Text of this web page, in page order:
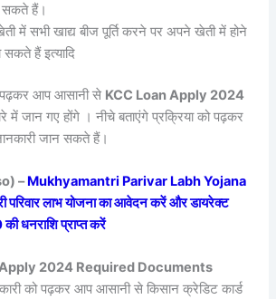
सकते हैं।
में सभी खाद्य बीज पूर्ति करने पर अपने खेती में होने
सकते हैं इत्यादि
पढ़कर आप आसानी से KCC Loan Apply 2024
में जान गए होंगे । नीचे बताएंगे प्रक्रिया को पढ़कर
जान सकते हैं।
–Mukhyamantri Parivar Labh Yojana
परिवार लाभ योजना का आवेदन करें और डायरेक्ट
धनराशि प्राप्त करें
Apply 2024 Required Documents
को पढ़कर आप आसानी से किसान क्रेडिट कार्ड